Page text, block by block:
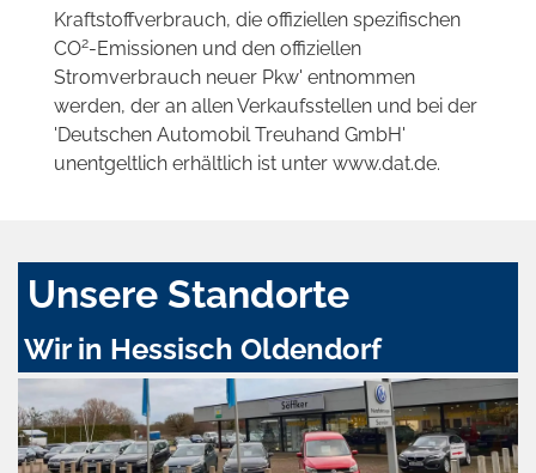
Kraftstoffverbrauch, die offiziellen spezifischen
CO2-Emissionen und den offiziellen
Stromverbrauch neuer Pkw' entnommen
werden, der an allen Verkaufsstellen und bei der
'Deutschen Automobil Treuhand GmbH'
unentgeltlich erhältlich ist unter www.dat.de.
Unsere Standorte
Wir in Hessisch Oldendorf